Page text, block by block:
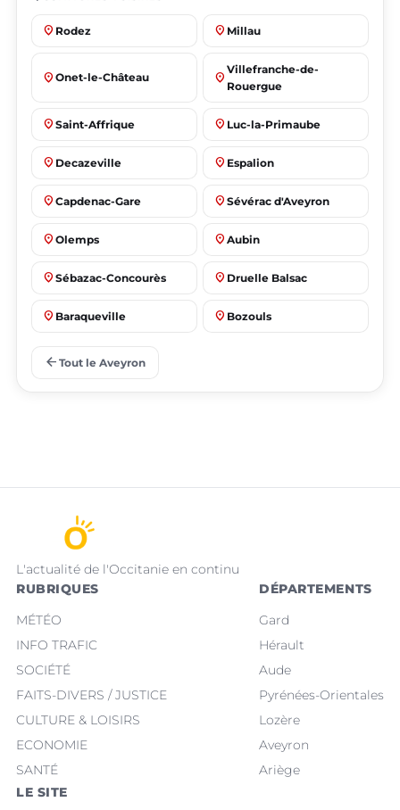
place Rodez place Millau
place Onet-le-Château place
Villefranche-de-
Rouergue
place Saint-Affrique place Luc-la-Primaube
place Decazeville place Espalion
place Capdenac-Gare place Sévérac d'Aveyron
place Olemps place Aubin
place Sébazac-Concourès place Druelle Balsac
place Baraqueville place Bozouls
place
arrow_back Tout le Aveyron
L'actualité de l'Occitanie en continu
RUBRIQUES
MÉTÉO
INFO TRAFIC
SOCIÉTÉ
FAITS-DIVERS / JUSTICE
CULTURE & LOISIRS
ECONOMIE
SANTÉ
DÉPARTEMENTS
Gard
Hérault
Aude
Pyrénées-Orientales
Lozère
Aveyron
Ariège
LE SITE